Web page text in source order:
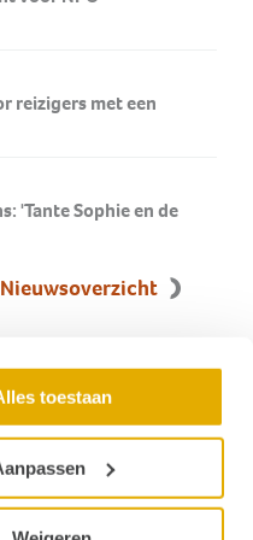
toestaan
reizigers met een
'Tante Sophie en de
Nieuwsoverzicht